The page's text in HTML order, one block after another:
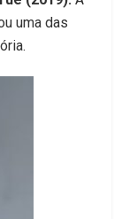
uma das